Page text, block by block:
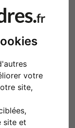
votre
site,
site et